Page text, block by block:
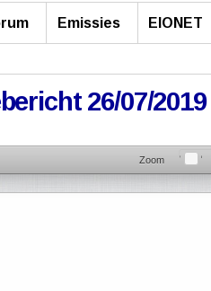
Emissies EIONET
26/07/2019
Zoom